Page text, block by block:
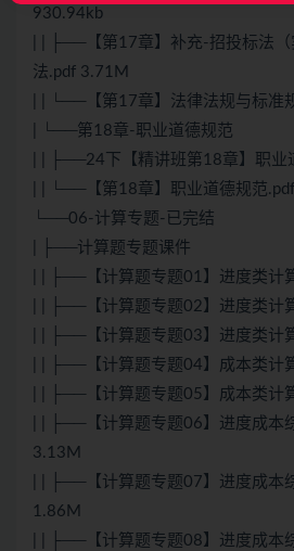
930.94kb
| | ├──【第17章】补充-招投标法
法.pdf 3.71M
| | └──【第17章】法律法规与标准
| └──第18章-职业道德规范
| | ├──24下【精讲班第18章】职业
| | └──【第18章】职业道德规范
└──06-计算专题-已完结
| ├──计算题专题课件
| | ├──【计算题专题01】进度类计
| | ├──【计算题专题02】进度类计
| | ├──【计算题专题03】进度类计
| | ├──【计算题专题04】成本类计
| | ├──【计算题专题05】成本类计
| | ├──【计算题专题06】进度成本
3.13M
| | ├──【计算题专题07】进度成本
1.86M
| | ├──【计算题专题08】进度成本